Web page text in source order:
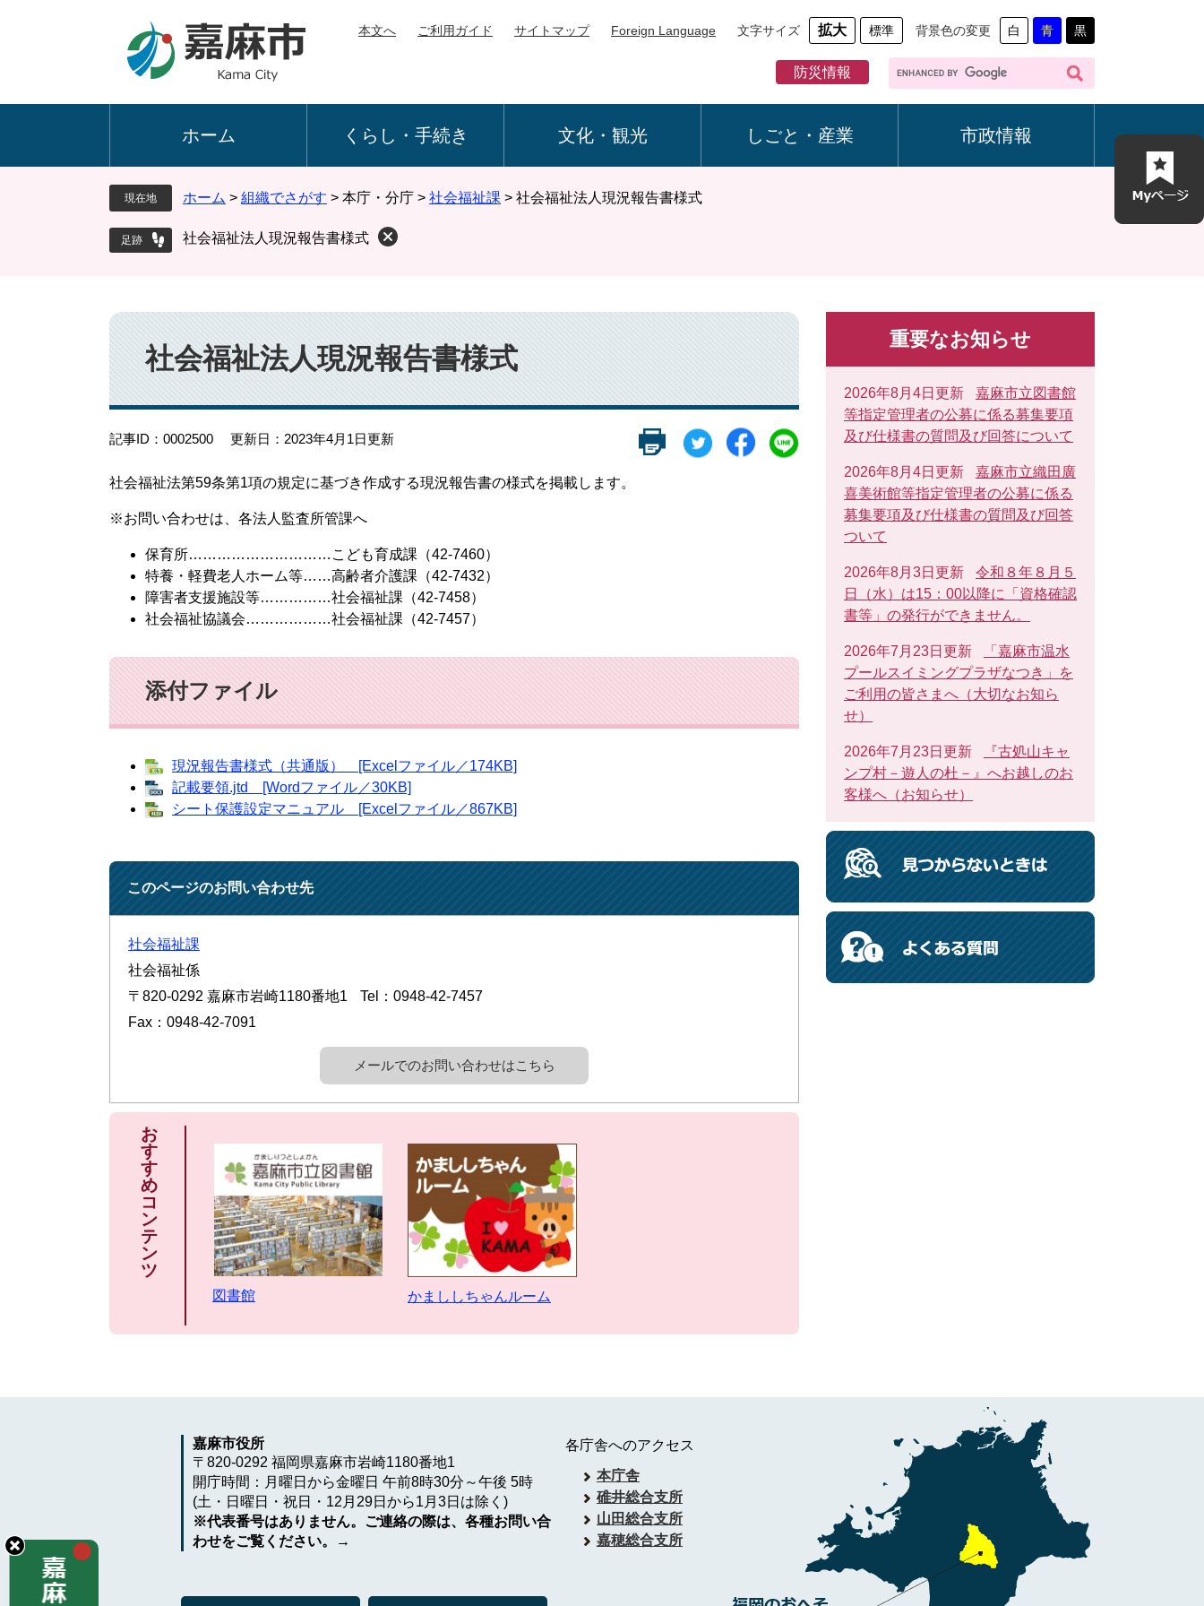
本文へ ご利用ガイド サイトマップ Foreign Language 文字サイズ 拡大 標準 背景色の変更 白 青 黒
防災情報
G
o
ホーム くらし・手続き 文化・観光 しごと・産業 市政情報
現在地 ホーム > 組織でさがす > 本庁・分庁 > 社会福祉課 > 社会福祉法人現況報告書様式
社会福祉法人現況報告書様式
本
文
社会福祉法人現況報告書様式
記事ID：0002500 更新日：2023年4月1日更新
社会福祉法第59条第1項の規定に基づき作成する現況報告書の様式を掲載します。
※お問い合わせは、各法人監査所管課へ
保育所…………………………こども育成課（42-7460）
特養・軽費老人ホーム等……高齢者介護課（42-7432）
障害者支援施設等……………社会福祉課（42-7458）
社会福祉協議会………………社会福祉課（42-7457）
添付ファイル
現況報告書様式（共通版） [Excelファイル／174KB]
記載要領.jtd [Wordファイル／30KB]
シート保護設定マニュアル [Excelファイル／867KB]
このページのお問い合わせ先
社会福祉課
社会福祉係
〒820-0292 嘉麻市岩崎1180番地1
Tel：0948-42-7457
Fax：0948-42-7091
メールでのお問い合わせはこちら
お
す
す
め
コ
ン
テ
ン
ツ
図書館 かまししちゃんルーム
重要なお知らせ
2026年8月4日更新
嘉麻市立図書館
等指定管理者の公募に係る募集要項
及び仕様書の質問及び回答について
2026年8月4日更新
嘉麻市立織田廣
喜美術館等指定管理者の公募に係る
募集要項及び仕様書の質問及び回答
ついて
2026年8月3日更新
令和８年８月５
日（水）は15：00以降に「資格確認
書等」の発行ができません。
2026年7月23日更新
「嘉麻市温水
プールスイミングプラザなつき」を
ご利用の皆さまへ（大切なお知ら
せ）
2026年7月23日更新
『古処山キャ
ンプ村－遊人の杜－』へお越しのお
客様へ（お知らせ）
嘉麻市役所
〒820-0292 福岡県嘉麻市岩崎1180番地1
開庁時間：月曜日から金曜日 午前8時30分～午後 5時
(土・日曜日・祝日・12月29日から1月3日は除く)
※代表番号はありません。ご連絡の際は、各種お問い合
わせをご覧ください。→
各庁舎へのアクセス
本庁舎
碓井総合支所
山田総合支所
嘉穂総合支所